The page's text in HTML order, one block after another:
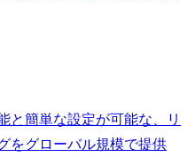
と簡単な設定が可能な、リ
をグローバル規模で提供